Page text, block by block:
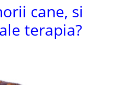
cane, si
terapia?